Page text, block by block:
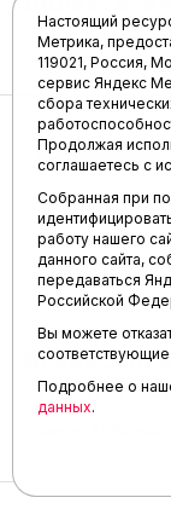
Тюменский район.
"Лыжня
Лыжные гонки
Настоящий
Метрика,
119021, Россия,
сервис Яндекс
сбора
Продолжая
соглашаетесь с
Собранная при
работу нашего
данного сайта,
передаваться
Российской
Вы можете
Подробнее о
данных.